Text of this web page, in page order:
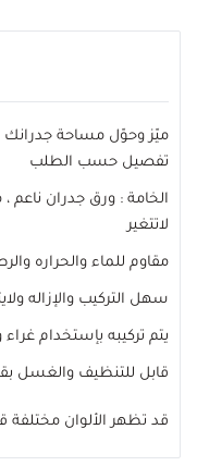
ميّز وحوّل مساحة جدرانك
تفصيل حسب الطلب
الخامة : ورق جدران ناعم ،
لاتتغير
مقاوم للماء والحراره
سهل التركيب والإزاله
يتم تركيبه بإستخدام
قابل للتنظيف والغسل
قد تظهر الألوان